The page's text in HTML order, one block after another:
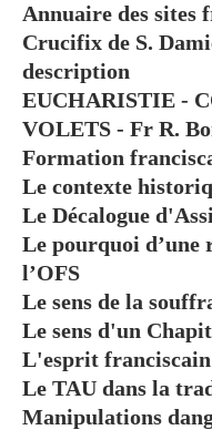
Annuaire des sites
Crucifix de S.
description
EUCHARISTIE -
VOLETS - Fr R.
Formation
Le contexte
Le Décalogue
Le pourquoi d’une
l’OFS
Le sens de la
Le sens d'un
L'esprit franciscain
Le TAU dans la
Manipulations